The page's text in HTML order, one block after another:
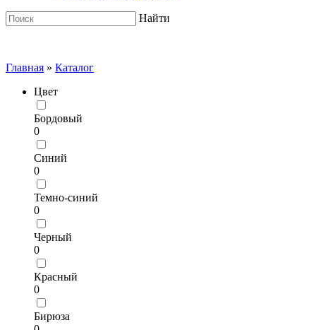
Найти
Главная » Каталог
Цвет
Бордовый
0
Синий
0
Темно-синий
0
Черный
0
Красный
0
Бирюза